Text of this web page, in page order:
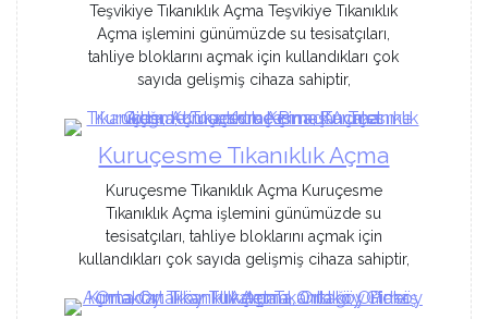
Teşvikiye Tıkanıklık Açma Teşvikiye Tıkanıklık
Açma işlemini günümüzde su tesisatçıları,
tahliye bloklarını açmak için kullandıkları çok
sayıda gelişmiş cihaza sahiptir,
Kuruçesme Tıkanıklık Açma
Kuruçesme Tıkanıklık Açma Kuruçesme
Tıkanıklık Açma işlemini günümüzde su
tesisatçıları, tahliye bloklarını açmak için
kullandıkları çok sayıda gelişmiş cihaza sahiptir,